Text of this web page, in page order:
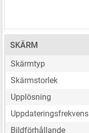
SKÄRM
Skärmtyp
Skärmstorlek
Upplösning
Uppdateringsfrekvens
Bildförhållande